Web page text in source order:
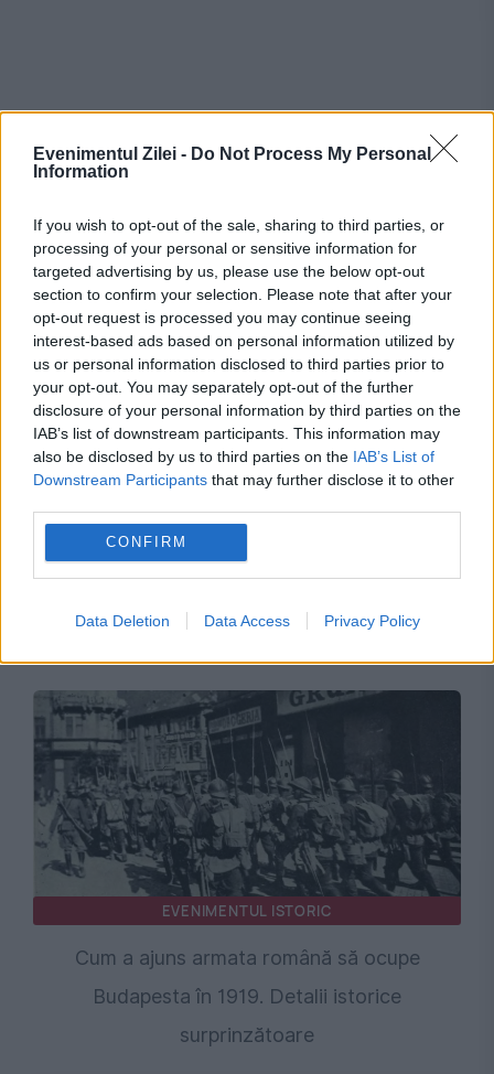
Evenimentul Zilei - Do Not Process My Personal
Information
If you wish to opt-out of the sale, sharing to third parties, or
processing of your personal or sensitive information for
targeted advertising by us, please use the below opt-out
section to confirm your selection. Please note that after your
opt-out request is processed you may continue seeing
interest-based ads based on personal information utilized by
us or personal information disclosed to third parties prior to
your opt-out. You may separately opt-out of the further
disclosure of your personal information by third parties on the
IAB’s list of downstream participants. This information may
also be disclosed by us to third parties on the IAB’s List of
Downstream Participants that may further disclose it to other
CONFIRM
Data Deletion Data Access Privacy Policy
Recomandările noastre
POLITICA
AEP pregătește noi reguli pentru cetățenii UE.
să se facă și online
EVENIMENTUL ISTORIC
Cum a ajuns armata română să ocupe
Budapesta în 1919. Detalii istorice
surprinzătoare